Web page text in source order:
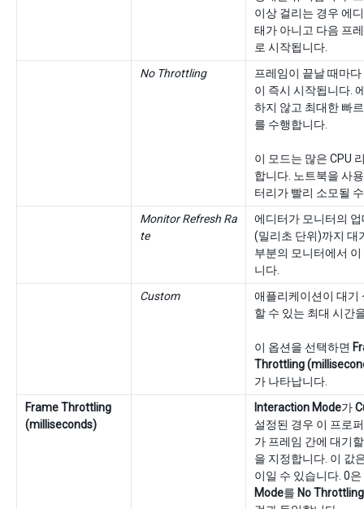
이상 걸리는 경우 에
태가 아니고 다음 프
로 시작됩니다.
No Throttling
프레임이 끝날 때마
이 즉시 시작됩니다.
하지 않고 최대한 빠
를 수행합니다.
이 모드는 많은 CPU
합니다. 노트북을 사
터리가 빨리 소모될
Monitor Refresh Ra
te
에디터가 모니터의
(밀리초 단위)까지 대
부분의 모니터에서
니다.
Custom
애플리케이션이 대기
할 수 있는 최대 시간
이 옵션을 선택하면
Throttling
가 나타납니다.
Frame Throttling
(milliseconds)
Interaction Mode가
설정된 경우 이 프로
가 프레임 간에 대기
을 지정합니다. 이 값
이일 수 있습니다. 0은
Mode를 No Throttling